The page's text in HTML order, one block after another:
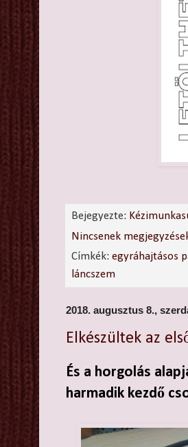
Bejegyezte:
Nincsenek
Címkék:egyráhajtásos
láncszem
2018. augusztus 8.,
Elkészültek az
És a horgolás
harmadik kezdő